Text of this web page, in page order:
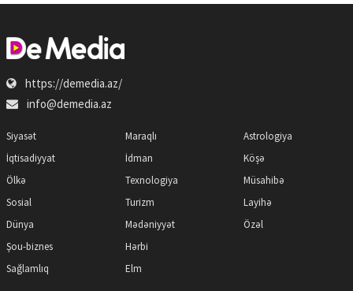
https://demedia.az/
info@demedia.az
Siyasət
İqtisadiyyat
Ölkə
Sosial
Dünya
Şou-biznes
Sağlamlıq
Maraqlı
İdman
Texnologiya
Turizm
Mədəniyyət
Hərbi
Elm
Astrologiya
Köşə
Müsahibə
Layihə
Özəl